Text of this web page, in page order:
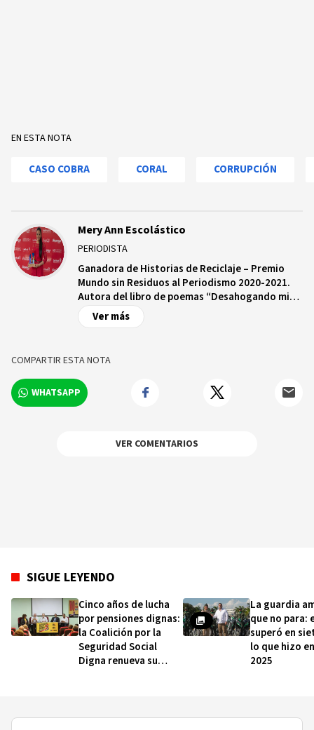
EN ESTA NOTA
CASO COBRA CORAL CORRUPCIÓN
Mery Ann Escolástico
PERIODISTA
Ganadora de Historias de Reciclaje – Premio
Mundo sin Residuos al Periodismo 2020-2021.
Autora del libro de poemas “Desahogando mis
deseos”. Periodista, Fotoperiodista,
Corresponsal de Eventos, Abogada y Docente
Ver más
COMPARTIR ESTA NOTA
WHATSAPP
VER COMENTARIOS
SIGUE LEYENDO
Cinco años de lucha
por pensiones dignas:
la Coalición por la
Seguridad Social
Digna renueva su
La guardia
que no para:
superó en
lo que hizo
2025